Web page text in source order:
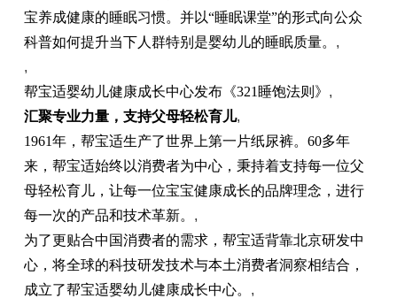
宝养成健康的睡眠习惯。并以“睡眠课堂”的形式向公众
科普如何提升当下人群特别是婴幼儿的睡眠质量。 ,
,
帮宝适婴幼儿健康成长中心发布《321睡饱法则》 ,
汇聚专业力量， 支持父母轻松育儿,
1961年，帮宝适生产了世界上第一片纸尿裤。60多年
来，帮宝适始终以消费者为中心，秉持着支持每一位父
母轻松育儿，让每一位宝宝健康成长的品牌理念，进行
每一次的产品和技术革新。 ,
为了更贴合中国消费者的需求，帮宝适背靠北京研发中
心，将全球的科技研发技术与本土消费者洞察相结合，
成立了帮宝适婴幼儿健康成长中心。 ,